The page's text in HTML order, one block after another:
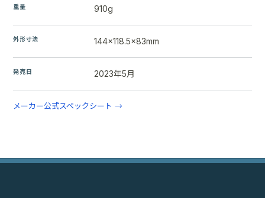
重量 910g
外形寸法 144×118.5×83mm
発売日 2023年5月
メーカー公式スペックシート →